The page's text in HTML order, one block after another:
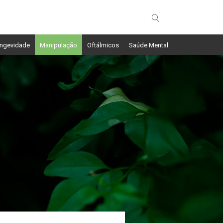
Manipulação Oftálmicos Saúde Mental